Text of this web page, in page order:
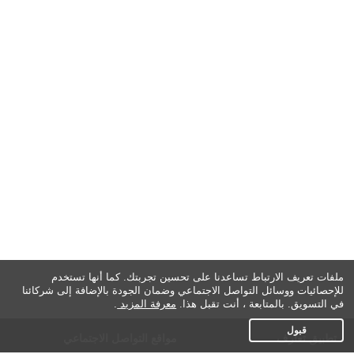
تطبيق تعارف
ملفات تعريف الارتباط تساعدنا على تحسين تجربتك. كما أنها تستخدم
للإحصائيات ووسائل التواصل الاجتماعي وضمان الجودة بالإضافة إلى شركائنا
في التسويق. بالمتابعة ، أنت تقبل هذا. معرفة المزيد .
قبول